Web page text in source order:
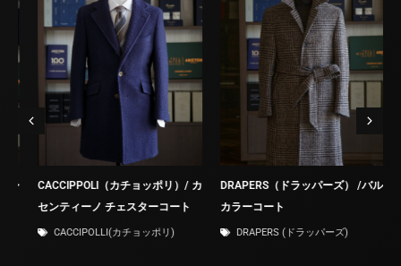
CACCIPPOLI（カチョッポリ）/ カ
センティーノ チェスターコート
CACCIPOLLI(カチョッポリ)
DRAPERS（ドラッパーズ） /バル
カラーコート
DRAPERS (ドラッパーズ)